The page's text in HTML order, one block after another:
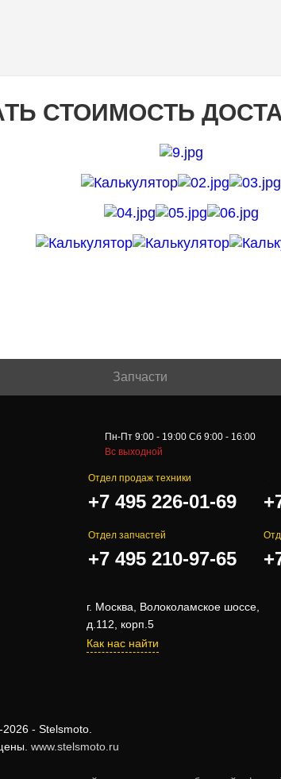
СТОИМОСТЬ
Запчасти
Пн-Пт 9:00 - 19:00 Сб 9:00 - 16:00
Вс выходной
Отдел продаж техники
+7 495 226-01-69
Отдел запчастей
+7 495 210-97-65
г. Москва, Волоколамское шоссе,
д.112, корп.5
Как нас найти
- Stelsmoto.
www.stelsmoto.ru